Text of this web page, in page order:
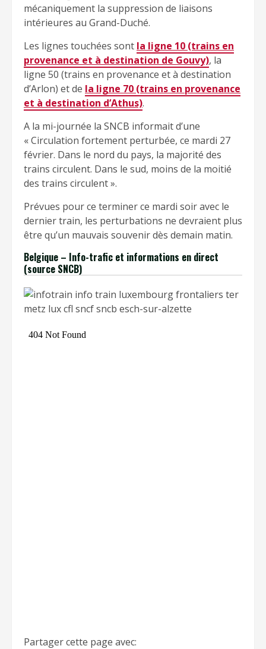
mécaniquement la suppression de liaisons
intérieures au Grand-Duché.
Les lignes touchées sont la ligne 10 (trains en
provenance et à destination de Gouvy), la
ligne 50 (trains en provenance et à destination
d’Arlon) et de la ligne 70 (trains en provenance
et à destination d’Athus).
A la mi-journée la SNCB informait d’une
« Circulation fortement perturbée, ce mardi 27
février. Dans le nord du pays, la majorité des
trains circulent. Dans le sud, moins de la moitié
des trains circulent ».
Prévues pour ce terminer ce mardi soir avec le
dernier train, les perturbations ne devraient plus
être qu’un mauvais souvenir dès demain matin.
Belgique – Info-trafic et informations en direct
(source SNCB)
Partager cette page avec: